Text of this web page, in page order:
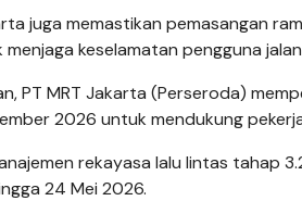
juga memastikan pemasangan
menjaga keselamatan pengguna
PT MRT Jakarta (Perseroda)
2026 untuk mendukung
rekayasa lalu lintas tahap
24 Mei 2026.